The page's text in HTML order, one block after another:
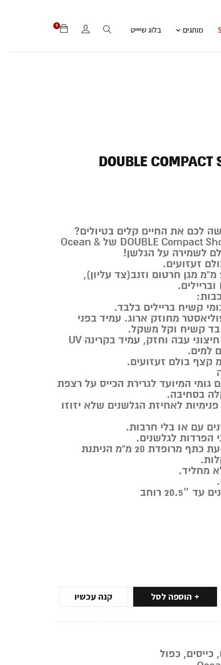
מותגים בלוג שייייט 0
DOUBLE COMPACT
לכם את החיים קלים בטיולים?
תכירו את DOUBLE Compact Shortboard של Ocean &
עם תוספת קצף 25 מ”מ מגן חרטום וזנב(צד עליון),
מחוזק ארוג. עמיד בפני
בד קשיח וקל משקל.
שכבה תחתונה בד חיצוני עבה וחזק, עמיד בקרינה UV
למים.
גומי המיועד לגרירת הכייס על רצפת
בסחיבה.
לאחיזת הגלשנים שלא יזוזו
עם או בלי חרבות.
הפרדות לגלשנים.
הכייס מגיע עם רצועת כתף מרופדת 20 מ”מ הניתנת
מחליד.
רוחב
הוספה לסל קנה עכשיו
, כייסים, כפול